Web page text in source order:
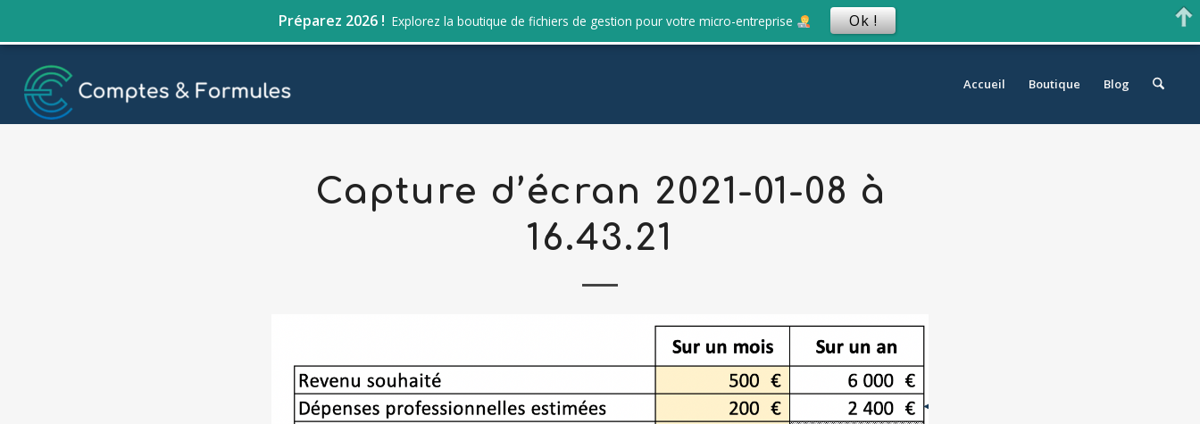
Accueil Boutique Blog
Capture d’écran 2021-01-08 à
16.43.21
Préparez 2026 ! Explorez la boutique de fichiers de gestion pour votre micro-entreprise Ok !